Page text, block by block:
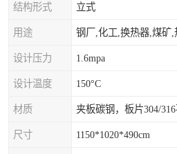
结构形式 立式
用途
设计压力 1.6mpa
设计温度 150°C
材质 夹板碳钢，板片304/
尺寸 1150*1020*490cm